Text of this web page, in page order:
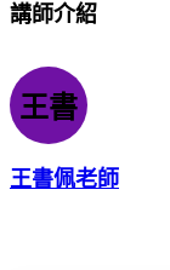
講師介紹
王書
王書佩老師